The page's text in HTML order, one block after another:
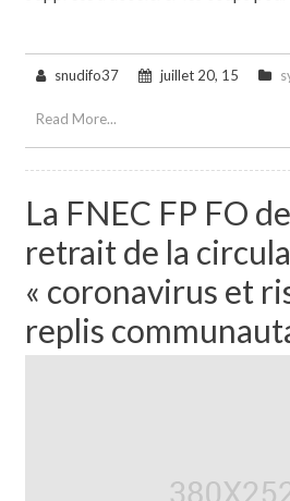
snudifo37 juillet 20, 15
Read More...
La FNEC FP FO
retrait de la
« coronavirus et
replis